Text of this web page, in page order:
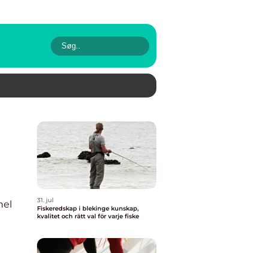
31. jul
Fiskeredskap i blekinge kunskap,
kvalitet och rätt val för varje fiske